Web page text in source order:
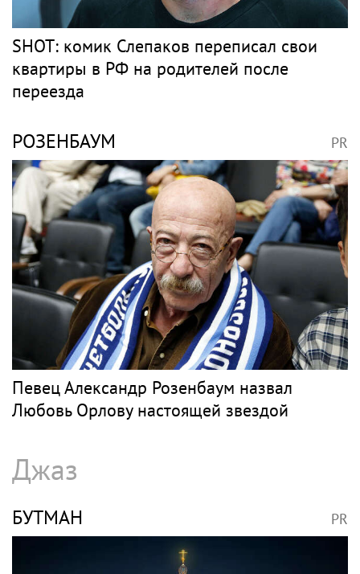
SHOT: комик Слепаков переписал свои
квартиры в РФ на родителей после
переезда
РОЗЕНБАУМ PR
Певец Александр Розенбаум назвал
Любовь Орлову настоящей звездой
Джаз
БУТМАН PR